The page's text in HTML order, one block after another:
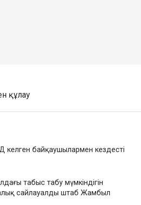
құлау
келген байқаушылармен кездесті
табыс табу мүмкіндігін
сайлауалды штаб Жамбыл